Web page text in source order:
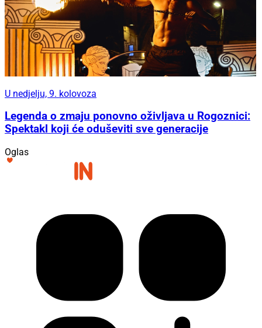
U nedjelju, 9. kolovoza
Legenda o zmaju ponovno oživljava u Rogoznici:
Spektakl koji će oduševiti sve generacije
Oglas